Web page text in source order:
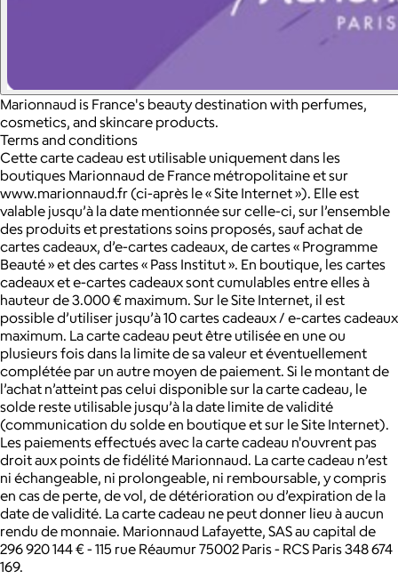
Marionnaud is France's beauty destination with perfumes,
cosmetics, and skincare products.
Terms and conditions
Cette carte cadeau est utilisable uniquement dans les
boutiques Marionnaud de France métropolitaine et sur
www.marionnaud.fr (ci-après le « Site Internet »). Elle est
valable jusqu’à la date mentionnée sur celle-ci, sur l’ensemble
des produits et prestations soins proposés, sauf achat de
cartes cadeaux, d’e-cartes cadeaux, de cartes « Programme
Beauté » et des cartes « Pass Institut ». En boutique, les cartes
cadeaux et e-cartes cadeaux sont cumulables entre elles à
hauteur de 3.000 € maximum. Sur le Site Internet, il est
possible d’utiliser jusqu’à 10 cartes cadeaux / e-cartes cadeaux
maximum. La carte cadeau peut être utilisée en une ou
plusieurs fois dans la limite de sa valeur et éventuellement
complétée par un autre moyen de paiement. Si le montant de
l’achat n’atteint pas celui disponible sur la carte cadeau, le
solde reste utilisable jusqu’à la date limite de validité
(communication du solde en boutique et sur le Site Internet).
Les paiements effectués avec la carte cadeau n'ouvrent pas
droit aux points de fidélité Marionnaud. La carte cadeau n’est
ni échangeable, ni prolongeable, ni remboursable, y compris
en cas de perte, de vol, de détérioration ou d’expiration de la
date de validité. La carte cadeau ne peut donner lieu à aucun
rendu de monnaie. Marionnaud Lafayette, SAS au capital de
296 920 144 € - 115 rue Réaumur 75002 Paris - RCS Paris 348 674
169.